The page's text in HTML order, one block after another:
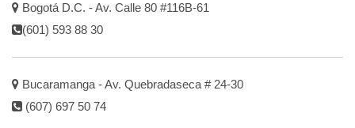
Bogotá D.C. - Av. Calle 80 #116B-61
(601) 593 88 30
Bucaramanga - Av. Quebradaseca # 24-30
(607) 697 50 74